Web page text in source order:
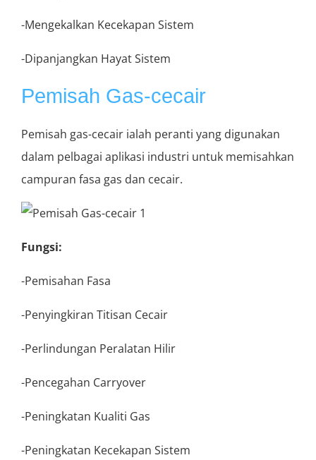
-Mengekalkan Kecekapan Sistem
-Dipanjangkan Hayat Sistem
Pemisah Gas-cecair
Pemisah gas-cecair ialah peranti yang digunakan
dalam pelbagai aplikasi industri untuk memisahkan
campuran fasa gas dan cecair.
Fungsi:
-Pemisahan Fasa
-Penyingkiran Titisan Cecair
-Perlindungan Peralatan Hilir
-Pencegahan Carryover
-Peningkatan Kualiti Gas
-Peningkatan Kecekapan Sistem